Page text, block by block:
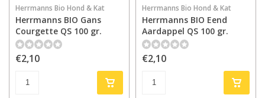
Herrmanns Bio Hond & Kat
Herrmanns BIO Gans
Courgette QS 100 gr.
€2,10
Herrmanns Bio Hond & Kat
Herrmanns BIO Eend
Aardappel QS 100 gr.
€2,10